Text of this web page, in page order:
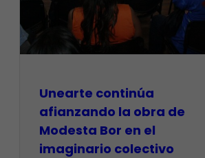
Unearte continúa
afianzando la obra de
Modesta Bor en el
imaginario colectivo